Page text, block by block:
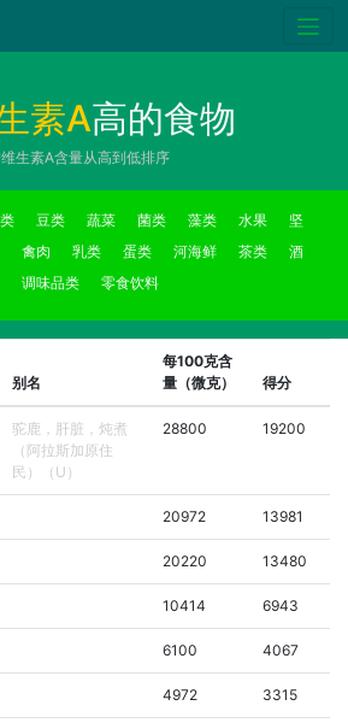
素A高的食物
生素A含量从高到低排序
豆类 蔬菜 菌类 藻类 水果
坚
禽肉 乳类 蛋类 河海鲜 茶类
酒
调味品类 零食饮料
别名
每100克含
量（微克）
得分
驼鹿，肝脏，炖煮
（阿拉斯加原住
民）（U）
28800 19200
20972 13981
20220 13480
10414 6943
6100 4067
4972 3315